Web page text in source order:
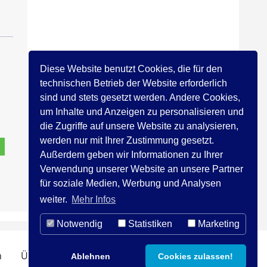
Diese Website benutzt Cookies, die für den
technischen Betrieb der Website erforderlich
sind und stets gesetzt werden. Andere Cookies,
um Inhalte und Anzeigen zu personalisieren und
die Zugriffe auf unsere Website zu analysieren,
werden nur mit Ihrer Zustimmung gesetzt.
Außerdem geben wir Informationen zu Ihrer
Verwendung unserer Website an unsere Partner
für soziale Medien, Werbung und Analysen
weiter. Mehr Infos
Notwendig Statistiken Marketing
Ablehnen Cookies zulassen!
Über uns Kontakt Impressum